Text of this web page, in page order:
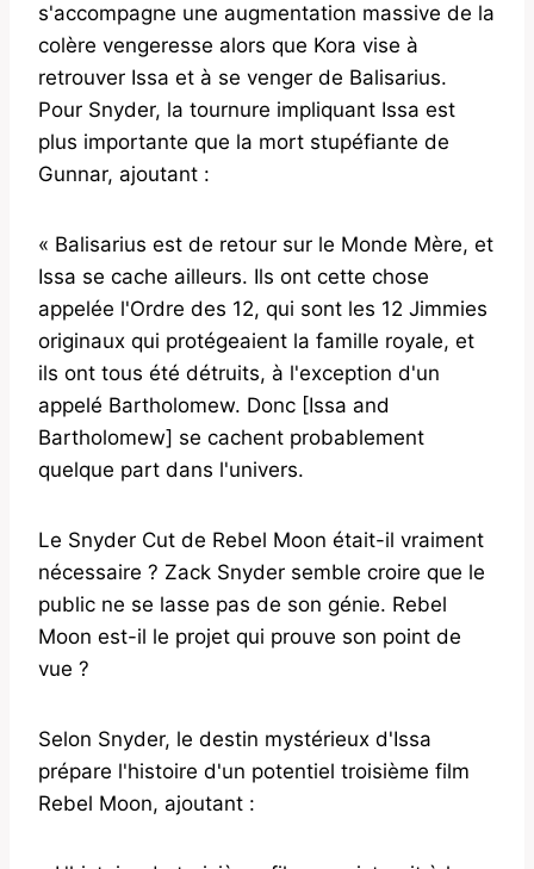
s'accompagne une augmentation massive de la
colère vengeresse alors que Kora vise à
retrouver Issa et à se venger de Balisarius.
Pour Snyder, la tournure impliquant Issa est
plus importante que la mort stupéfiante de
Gunnar, ajoutant :
« Balisarius est de retour sur le Monde Mère, et
Issa se cache ailleurs. Ils ont cette chose
appelée l'Ordre des 12, qui sont les 12 Jimmies
originaux qui protégeaient la famille royale, et
ils ont tous été détruits, à l'exception d'un
appelé Bartholomew. Donc [Issa and
Bartholomew] se cachent probablement
quelque part dans l'univers.
Le Snyder Cut de Rebel Moon était-il vraiment
nécessaire ? Zack Snyder semble croire que le
public ne se lasse pas de son génie. Rebel
Moon est-il le projet qui prouve son point de
vue ?
Selon Snyder, le destin mystérieux d'Issa
prépare l'histoire d'un potentiel troisième film
Rebel Moon, ajoutant :